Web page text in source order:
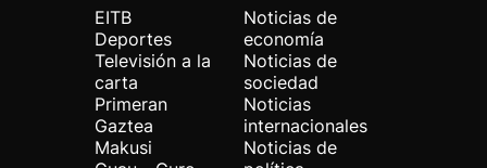
EITB
Deportes
Televisión a la
carta
Primeran
Gaztea
Makusi
Noticias de
economía
Noticias de
sociedad
Noticias
internacionales
Noticias de